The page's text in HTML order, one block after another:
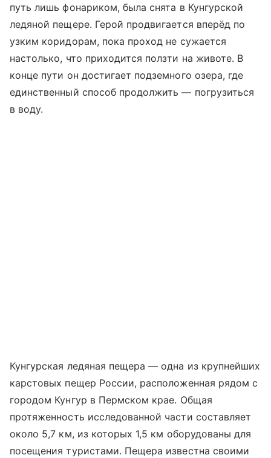
путь лишь фонариком, была снята в Кунгурской
ледяной пещере. Герой продвигается вперёд по
узким коридорам, пока проход не сужается
настолько, что приходится ползти на животе. В
конце пути он достигает подземного озера, где
единственный способ продолжить — погрузиться
в воду.
Кунгурская ледяная пещера — одна из крупнейших
карстовых пещер России, расположенная рядом с
городом Кунгур в Пермском крае. Общая
протяженность исследованной части составляет
около 5,7 км, из которых 1,5 км оборудованы для
посещения туристами. Пещера известна своими